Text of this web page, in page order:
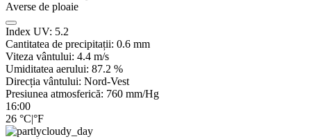
Averse de ploaie
Index UV: 5.2
Cantitatea de precipitații: 0.6 mm
Viteza vântului: 4.4 m/s
Umiditatea aerului: 87.2 %
Direcția vântului: Nord-Vest
Presiunea atmosferică: 760 mm/Hg
16:00
26 °C|°F